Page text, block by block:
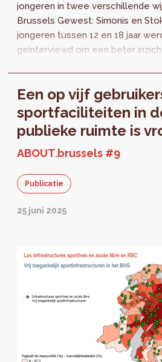
jongeren in twee verschillende
Brussels Gewest: Simonis en
jongeren tussen 12 en 18 jaar
geïnterviewd om een beter
Een op vijf
sportfaciliteiten in
publieke ruimte is
ABOUT.brussels #9
Publicatie
25 juni 2025